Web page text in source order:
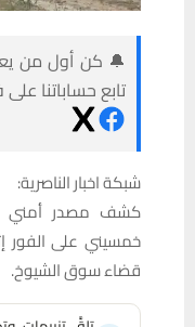
🔔 كن أول من
تابع حساباتنا
شبكة اخبار الناصرية:
كشف مصدر أمني
خمسيني على
قضاء سوق الشيوخ.